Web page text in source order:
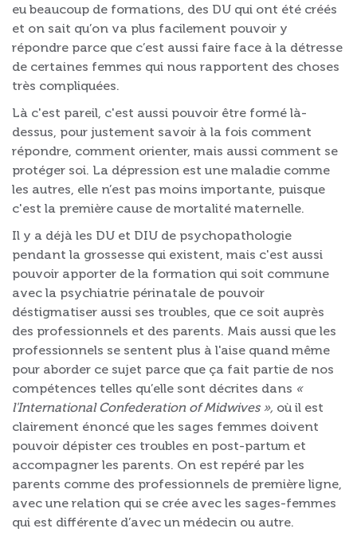
eu beaucoup de formations, des DU qui ont été créés
et on sait qu’on va plus facilement pouvoir y
répondre parce que c’est aussi faire face à la détresse
de certaines femmes qui nous rapportent des choses
très compliquées.
Là c'est pareil, c'est aussi pouvoir être formé là-
dessus, pour justement savoir à la fois comment
répondre, comment orienter, mais aussi comment se
protéger soi. La dépression est une maladie comme
les autres, elle n’est pas moins importante, puisque
c'est la première cause de mortalité maternelle.
Il y a déjà les DU et DIU de psychopathologie
pendant la grossesse qui existent, mais c'est aussi
pouvoir apporter de la formation qui soit commune
avec la psychiatrie périnatale de pouvoir
déstigmatiser aussi ses troubles, que ce soit auprès
des professionnels et des parents. Mais aussi que les
professionnels se sentent plus à l'aise quand même
pour aborder ce sujet parce que ça fait partie de nos
compétences telles qu’elle sont décrites dans «
l'International Confederation of Midwives », où il est
clairement énoncé que les sages femmes doivent
pouvoir dépister ces troubles en post-partum et
accompagner les parents. On est repéré par les
parents comme des professionnels de première ligne,
avec une relation qui se crée avec les sages-femmes
qui est différente d’avec un médecin ou autre.